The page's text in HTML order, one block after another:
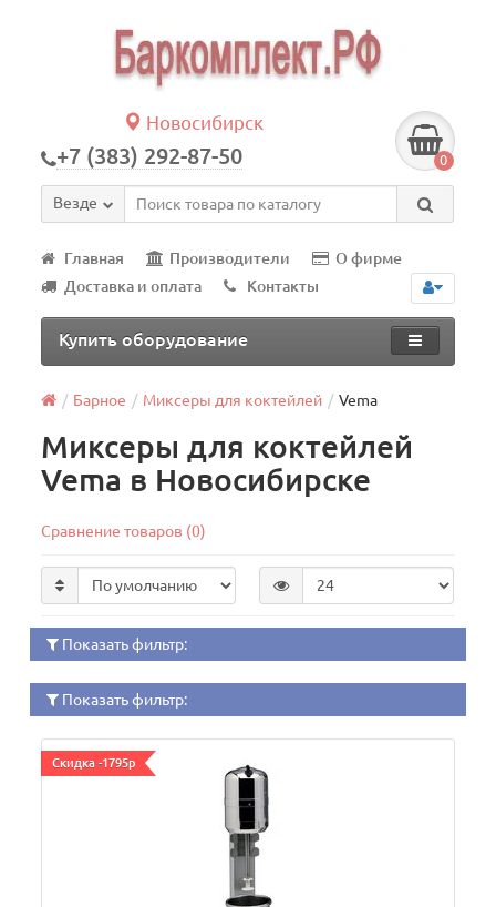
Новосибирск
+7 (383) 292-87-50 0
Везде
Главная Производители
О фирме
Доставка и оплата
Контакты
Купить оборудование
Барное Миксеры для коктейлей Vema
Миксеры для коктейлей
Vema в Новосибирске
Сравнение товаров (0)
Показать фильтр:
Показать фильтр:
Скидка -1795р